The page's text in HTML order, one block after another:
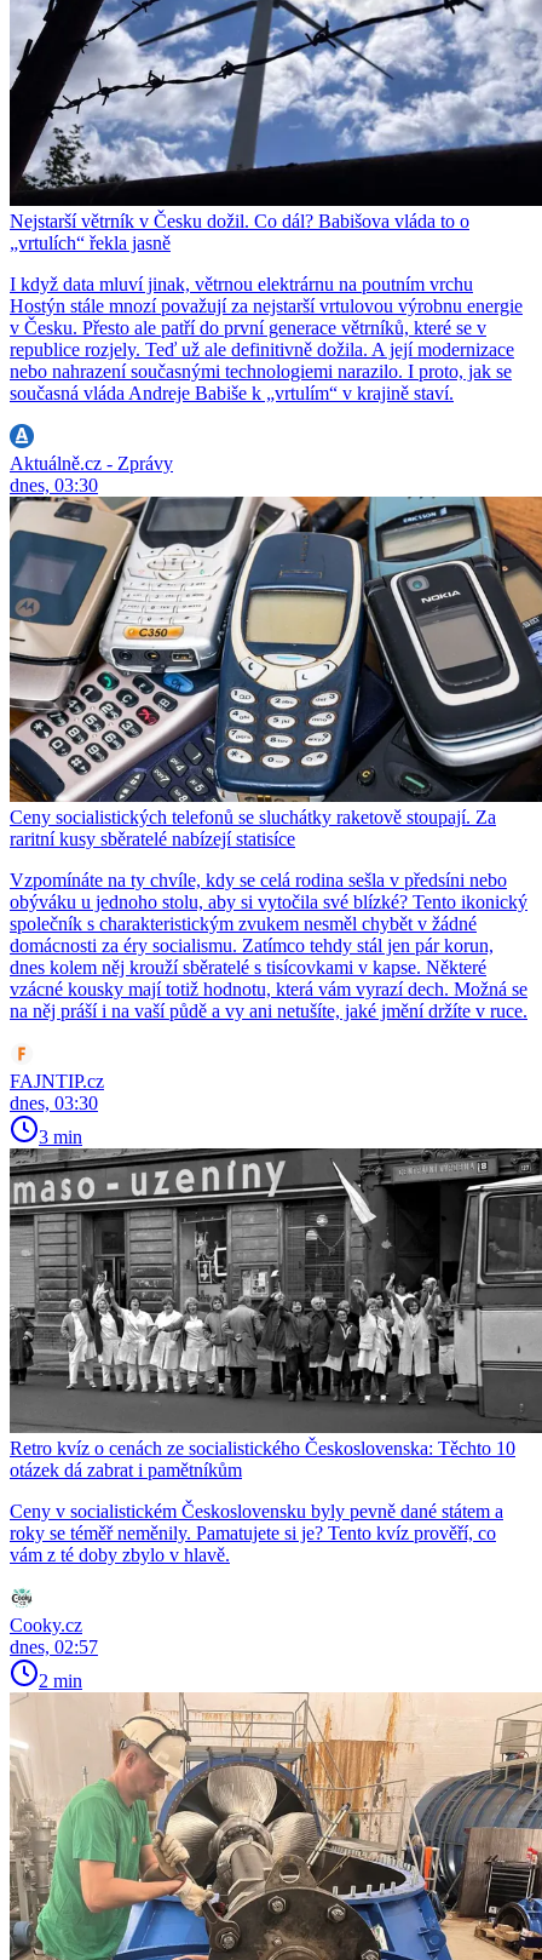
Nejstarší větrník v Česku dožil. Co dál? Babišova vláda to o
„vrtulích“ řekla jasně
I když data mluví jinak, větrnou elektrárnu na poutním vrchu
Hostýn stále mnozí považují za nejstarší vrtulovou výrobnu energie
v Česku. Přesto ale patří do první generace větrníků, které se v
republice rozjely. Teď už ale definitivně dožila. A její modernizace
nebo nahrazení současnými technologiemi narazilo. I proto, jak se
současná vláda Andreje Babiše k „vrtulím“ v krajině staví.
Aktuálně.cz - Zprávy
dnes, 03:30
Ceny socialistických telefonů se sluchátky raketově stoupají. Za
raritní kusy sběratelé nabízejí statisíce
Vzpomínáte na ty chvíle, kdy se celá rodina sešla v předsíni nebo
obýváku u jednoho stolu, aby si vytočila své blízké? Tento ikonický
společník s charakteristickým zvukem nesměl chybět v žádné
domácnosti za éry socialismu. Zatímco tehdy stál jen pár korun,
dnes kolem něj krouží sběratelé s tisícovkami v kapse. Některé
vzácné kousky mají totiž hodnotu, která vám vyrazí dech. Možná se
na něj práší i na vaší půdě a vy ani netušíte, jaké jmění držíte v ruce.
FAJNTIP.cz
dnes, 03:30
3 min
Retro kvíz o cenách ze socialistického Československa: Těchto 10
otázek dá zabrat i pamětníkům
Ceny v socialistickém Československu byly pevně dané státem a
roky se téměř neměnily. Pamatujete si je? Tento kvíz prověří, co
vám z té doby zbylo v hlavě.
Cooky.cz
dnes, 02:57
2 min